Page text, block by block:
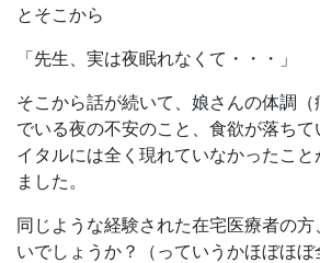
とそこから
「先生、実は夜眠れなくて・・・」
そこから話が続いて、娘さんの体調（
でいる夜の不安のこと、食欲が落ち
イタルには全く現れていなかったこと
ました。
同じような経験された在宅医療者の
いでしょうか？（っていうかほぼほ